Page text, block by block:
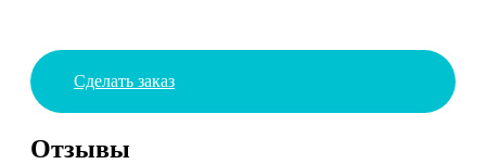
Сделать заказ
Отзывы